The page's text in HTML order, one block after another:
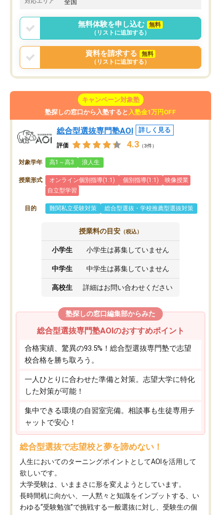
全国
無料体験を申し込む
無料
（リストに追加する）
資料を請求する
無料
（リストに追加する）
キャンペーン対象塾
塾探しの窓口から入塾すると 入塾金1万円OFF
総合型選抜専門塾AOI 詳しく見る
評価 4.3 （3件）
対象学年 高1～高3 浪人生
授業形式 オンライン個別指導(1:1) 個別指導(1:1)
映像授業
自立型学習
目的 難関私立受験対策 総合型選抜・学校推薦型選抜対策
授業料の目安 （税込）
小学生 小学生は募集していません
中学生 中学生は募集していません
高校生 詳細はお問い合わせください
塾探しの窓口編集部からみた
総合型選抜専門塾AOIのおすすめポイント
合格実績、驚異の93.5%！総合型選抜専門塾で志望
校合格を勝ち取ろう。
一人ひとりに合わせた準備と対策。志望大学に特化
した対策が可能！
集中できる環境の自習室完備。相談事も生徒専用チ
ャットで安心！
総合型選抜で志望校と夢を諦めない！
人生においてのターニングポイントとしてAOIを活用して
欲しいです。
大学受験は、いままさに形を変えようとしています。
長時間机に向かい、一人黙々と知識をインプットする、い
わゆる“受験勉強”で挑戦する一般選抜に対し、受験生の個